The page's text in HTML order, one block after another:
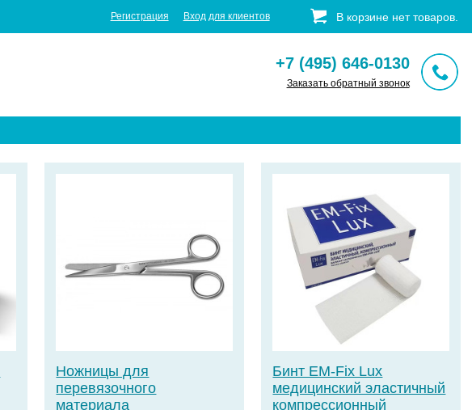
В корзине нет товаров.
Регистрация Вход для клиентов
+7 (495) 646-0130
Заказать обратный звонок
Ножницы для
перевязочного
материала
Бинт EM-Fix Lux
медицинский эластичный
компрессионный